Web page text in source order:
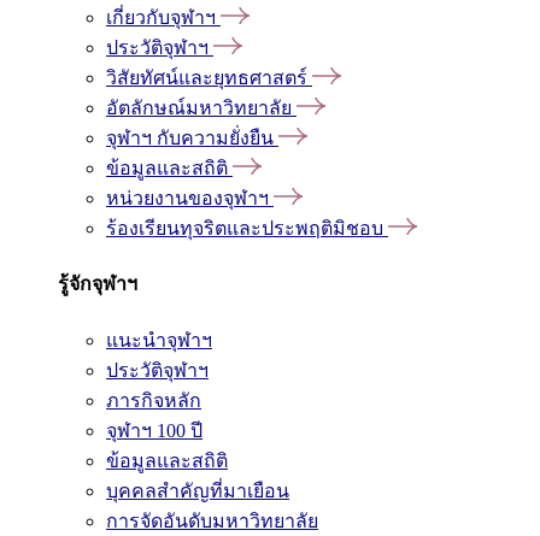
เกี่ยวกับจุฬาฯ
ประวัติจุฬาฯ
วิสัยทัศน์และยุทธศาสตร์
อัตลักษณ์มหาวิทยาลัย
จุฬาฯ กับความยั่งยืน
ข้อมูลและสถิติ
หน่วยงานของจุฬาฯ
ร้องเรียนทุจริตและประพฤติมิชอบ
รู้จักจุฬาฯ
แนะนำจุฬาฯ
ประวัติจุฬาฯ
ภารกิจหลัก
จุฬาฯ 100 ปี
ข้อมูลและสถิติ
บุคคลสำคัญที่มาเยือน
การจัดอันดับมหาวิทยาลัย